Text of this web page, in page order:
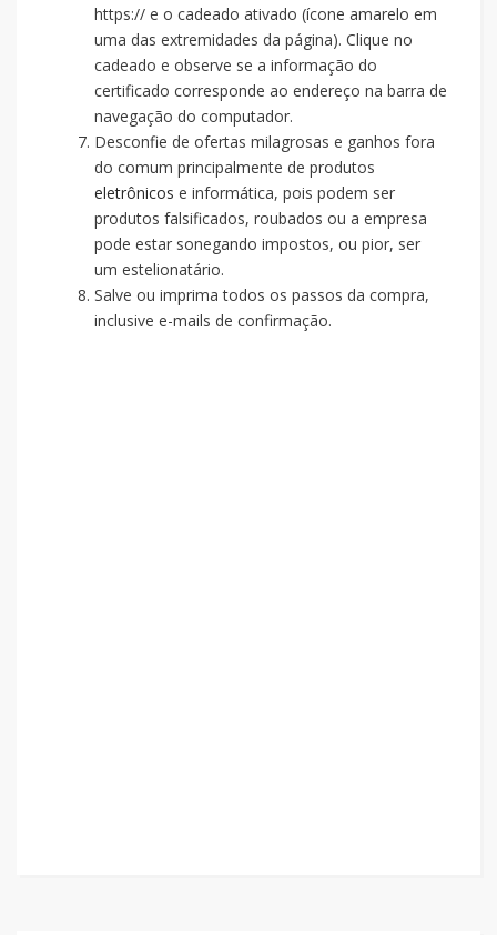
https:// e o cadeado ativado (ícone amarelo em
uma das extremidades da página). Clique no
cadeado e observe se a informação do
certificado corresponde ao endereço na barra de
navegação do computador.
Desconfie de ofertas milagrosas e ganhos fora
do comum principalmente de produtos
eletrônicos e informática, pois podem ser
produtos falsificados, roubados ou a empresa
pode estar sonegando impostos, ou pior, ser
um estelionatário.
Salve ou imprima todos os passos da compra,
inclusive e-mails de confirmação.